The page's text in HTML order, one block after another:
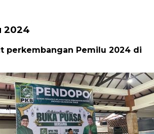
2024
perkembangan Pemilu 2024 di